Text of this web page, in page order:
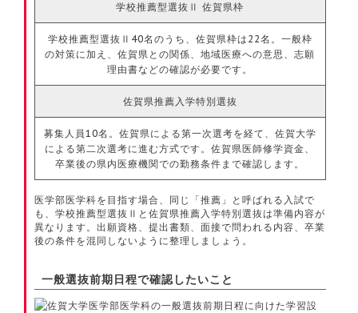
学校推薦型選抜Ⅱ 佐賀県枠
学校推薦型選抜Ⅱ40名のうち、佐賀県枠は22名。一般枠
の対策に加え、佐賀県との関係、地域医療への意思、志願
理由書などの確認が必要です。
佐賀県推薦入学特別選抜
募集人員10名。佐賀県による第一次選考を経て、佐賀大学
による第二次選考に進む方式です。佐賀県医師修学資金、
卒業後の県内医療機関での勤務条件まで確認します。
医学部医学科を目指す場合、同じ「推薦」と呼ばれる入試で
も、学校推薦型選抜Ⅱと佐賀県推薦入学特別選抜は準備内容が
異なります。出願資格、提出書類、面接で問われる内容、卒業
後の条件を混同しないように整理しましょう。
一般選抜前期日程で確認したいこと